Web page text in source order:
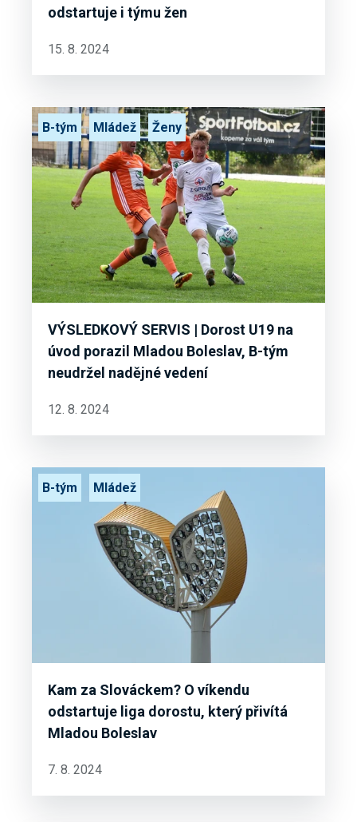
odstartuje i týmu žen
15. 8. 2024
VÝSLEDKOVÝ SERVIS | Dorost U19 na
úvod porazil Mladou Boleslav, B-tým
neudržel nadějné vedení
B-tým Mládež Ženy
12. 8. 2024
Kam za Slováckem? O víkendu
odstartuje liga dorostu, který přivítá
Mladou Boleslav
B-tým Mládež
7. 8. 2024